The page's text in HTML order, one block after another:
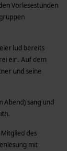
Vorlesestunden
lud bereits
ein. Auf dem
und seine
Abend) sang und
des
mit